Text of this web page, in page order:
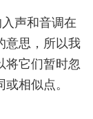
声和音调在
意思，所以我
将它们暂时忽
相似点。